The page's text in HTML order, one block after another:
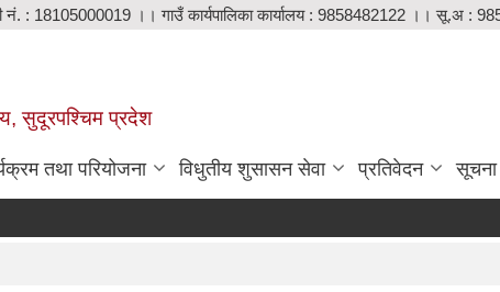
नं. : 18105000019 ।। गाउँ कार्यपालिका कार्यालय : 9858482122 ।। सू.अ :
सुदूरपश्चिम प्रदेश
तथा परियोजना विधुतीय शुसासन सेवा प्रतिवेदन सूचना